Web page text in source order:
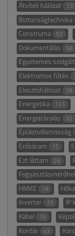
Átviteli hálózat 73
Biztonságtechnika
Construma 52
Dokumentálás 58
Egyetemes
Elektromos fűtés
Elosztóhálózat 38
Energetika 121
Energiatárolás 32
Épületvillamosság
Erősáram 15
Ezt láttam 26
HMKE 18
Inverter 19 IP
Kábel 15
Kontár 43